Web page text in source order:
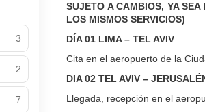
SUJETO A CAMBIOS, YA
LOS MISMOS SERVICIOS)
DÍA 01 LIMA – TEL AVIV
Cita en el aeropuerto de la
DIA 02 TEL AVIV –
Llegada, recepción en el
3
2
7